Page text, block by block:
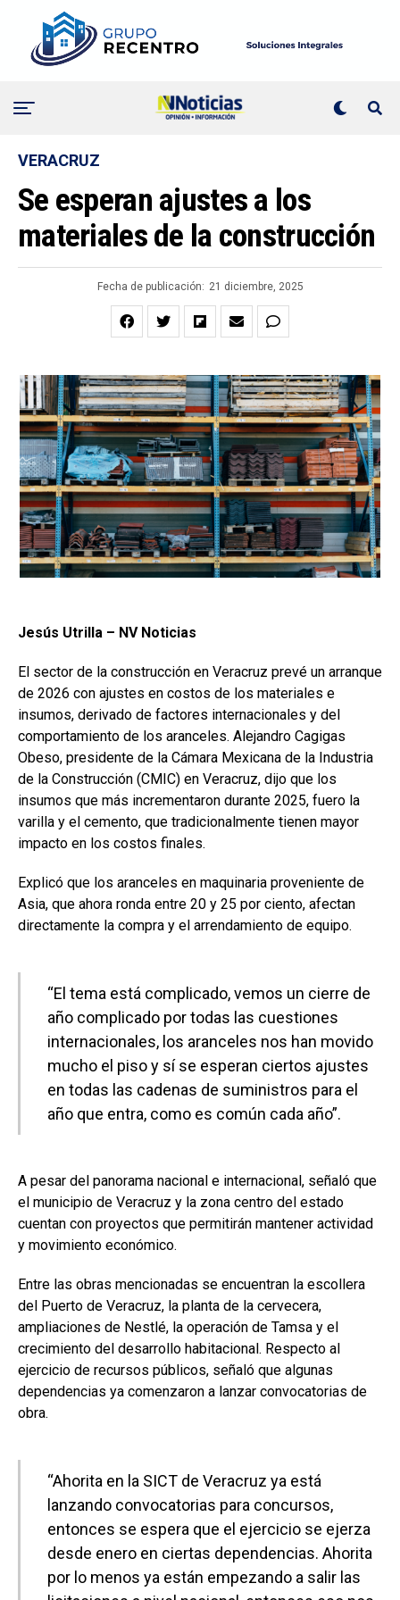
VERACRUZ
Se esperan ajustes a los
materiales de la construcción
Fecha de publicación: 21 diciembre, 2025
Jesús Utrilla – NV Noticias
El sector de la construcción en Veracruz prevé un arranque
de 2026 con ajustes en costos de los materiales e
insumos, derivado de factores internacionales y del
comportamiento de los aranceles. Alejandro Cagigas
Obeso, presidente de la Cámara Mexicana de la Industria
de la Construcción (CMIC) en Veracruz, dijo que los
insumos que más incrementaron durante 2025, fuero la
varilla y el cemento, que tradicionalmente tienen mayor
impacto en los costos finales.
Explicó que los aranceles en maquinaria proveniente de
Asia, que ahora ronda entre 20 y 25 por ciento, afectan
directamente la compra y el arrendamiento de equipo.
“El tema está complicado, vemos un cierre de
año complicado por todas las cuestiones
internacionales, los aranceles nos han movido
mucho el piso y sí se esperan ciertos ajustes
en todas las cadenas de suministros para el
año que entra, como es común cada año”.
A pesar del panorama nacional e internacional, señaló que
el municipio de Veracruz y la zona centro del estado
cuentan con proyectos que permitirán mantener actividad
y movimiento económico.
Entre las obras mencionadas se encuentran la escollera
del Puerto de Veracruz, la planta de la cervecera,
ampliaciones de Nestlé, la operación de Tamsa y el
crecimiento del desarrollo habitacional. Respecto al
ejercicio de recursos públicos, señaló que algunas
dependencias ya comenzaron a lanzar convocatorias de
obra.
“Ahorita en la SICT de Veracruz ya está
lanzando convocatorias para concursos,
entonces se espera que el ejercicio se ejerza
desde enero en ciertas dependencias. Ahorita
por lo menos ya están empezando a salir las